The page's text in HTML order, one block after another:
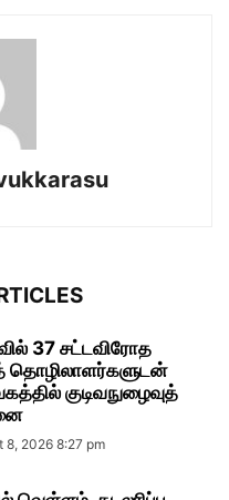
37 சட்டவிரோத
தொழிலாளர்களுடன்
குடிவநுழைவுத்
8, 2026 8:27 pm